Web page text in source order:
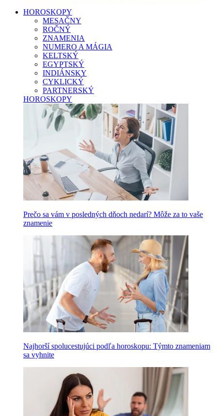
HOROSKOPY
MESAČNY
ROČNÝ
ZNAMENIA
NUMERO A MÁGIA
KELTSKÝ
EGYPTSKÝ
INDIÁNSKY
CYKLICKÝ
PARTNERSKÝ
HOROSKOPY
Prečo sa vám v posledných dňoch nedarí? Môže za to vaše
znamenie
Najhorší spolucestujúci podľa horoskopu: Týmto znameniam
sa vyhnite